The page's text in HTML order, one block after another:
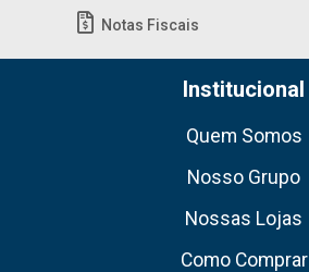
Notas Fiscais
Institucional
Quem Somos
Nosso Grupo
Nossas Lojas
Como Comprar